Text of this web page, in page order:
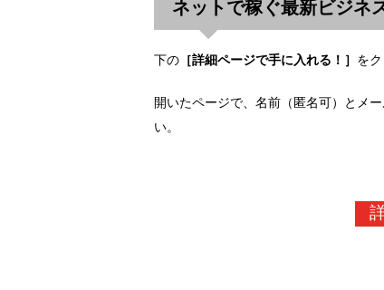
ネットで稼ぐ最新ビジネ
下の［詳細ページで手に入れる！］ をク
開いたページで、名前（匿名可）とメ
い。